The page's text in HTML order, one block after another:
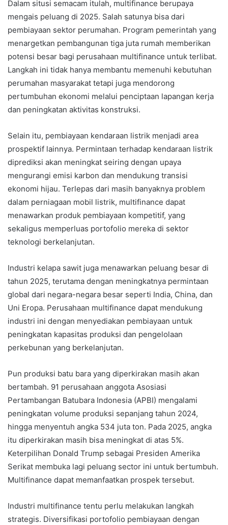
Dalam situsi semacam itulah, multifinance berupaya
mengais peluang di 2025. Salah satunya bisa dari
pembiayaan sektor perumahan. Program pemerintah yang
menargetkan pembangunan tiga juta rumah memberikan
potensi besar bagi perusahaan multifinance untuk terlibat.
Langkah ini tidak hanya membantu memenuhi kebutuhan
perumahan masyarakat tetapi juga mendorong
pertumbuhan ekonomi melalui penciptaan lapangan kerja
dan peningkatan aktivitas konstruksi.
Selain itu, pembiayaan kendaraan listrik menjadi area
prospektif lainnya. Permintaan terhadap kendaraan listrik
diprediksi akan meningkat seiring dengan upaya
mengurangi emisi karbon dan mendukung transisi
ekonomi hijau. Terlepas dari masih banyaknya problem
dalam perniagaan mobil listrik, multifinance dapat
menawarkan produk pembiayaan kompetitif, yang
sekaligus memperluas portofolio mereka di sektor
teknologi berkelanjutan.
Industri kelapa sawit juga menawarkan peluang besar di
tahun 2025, terutama dengan meningkatnya permintaan
global dari negara-negara besar seperti India, China, dan
Uni Eropa. Perusahaan multifinance dapat mendukung
industri ini dengan menyediakan pembiayaan untuk
peningkatan kapasitas produksi dan pengelolaan
perkebunan yang berkelanjutan.
Pun produksi batu bara yang diperkirakan masih akan
bertambah. 91 perusahaan anggota Asosiasi
Pertambangan Batubara Indonesia (APBI) mengalami
peningkatan volume produksi sepanjang tahun 2024,
hingga menyentuh angka 534 juta ton. Pada 2025, angka
itu diperkirakan masih bisa meningkat di atas 5%.
Keterpilihan Donald Trump sebagai Presiden Amerika
Serikat membuka lagi peluang sector ini untuk bertumbuh.
Multifinance dapat memanfaatkan prospek tersebut.
Industri multifinance tentu perlu melakukan langkah
strategis. Diversifikasi portofolio pembiayaan dengan